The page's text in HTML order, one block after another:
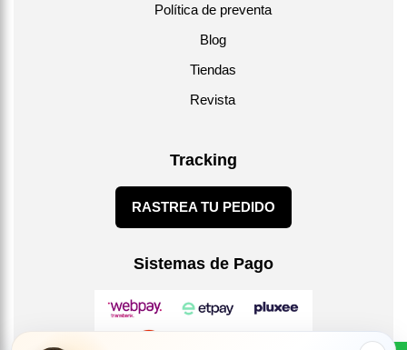
Política de preventa
Blog
Tiendas
Revista
Tracking
RASTREA TU PEDIDO
Sistemas de Pago